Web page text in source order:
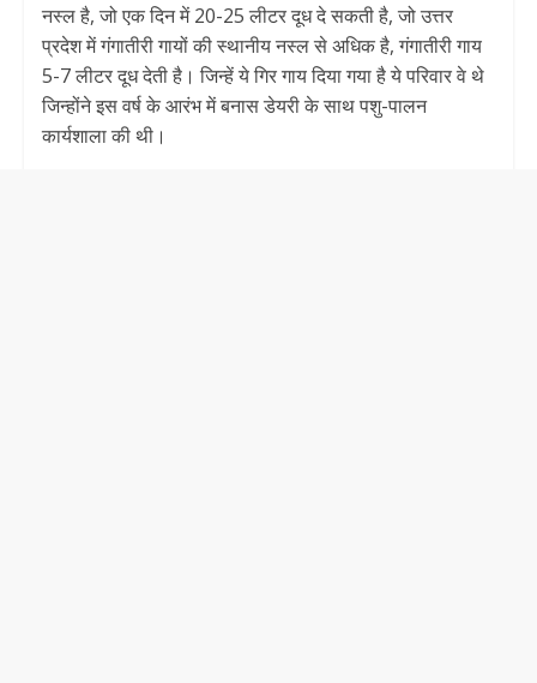
नस्ल है, जो एक दिन में 20-25 लीटर दूध दे सकती है, जो उत्तर
प्रदेश में गंगातीरी गायों की स्थानीय नस्ल से अधिक है, गंगातीरी गाय
5-7 लीटर दूध देती है। जिन्हें ये गिर गाय दिया गया है ये परिवार वे थे
जिन्होंने इस वर्ष के आरंभ में बनास डेयरी के साथ पशु-पालन
कार्यशाला की थी।